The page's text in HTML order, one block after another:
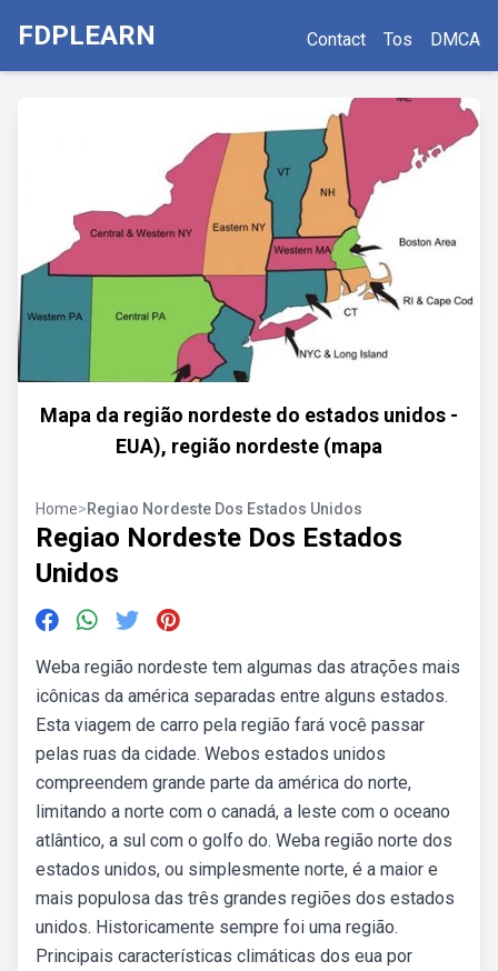
FDPLEARN Contact Tos DMCA
Mapa da região nordeste do estados unidos -
EUA), região nordeste (mapa
Home>Regiao Nordeste Dos Estados Unidos
Regiao Nordeste Dos Estados
Unidos
Weba região nordeste tem algumas das atrações mais
icônicas da américa separadas entre alguns estados.
Esta viagem de carro pela região fará você passar
pelas ruas da cidade. Webos estados unidos
compreendem grande parte da américa do norte,
limitando a norte com o canadá, a leste com o oceano
atlântico, a sul com o golfo do. Weba região norte dos
estados unidos, ou simplesmente norte, é a maior e
mais populosa das três grandes regiões dos estados
unidos. Historicamente sempre foi uma região.
Principais características climáticas dos eua por